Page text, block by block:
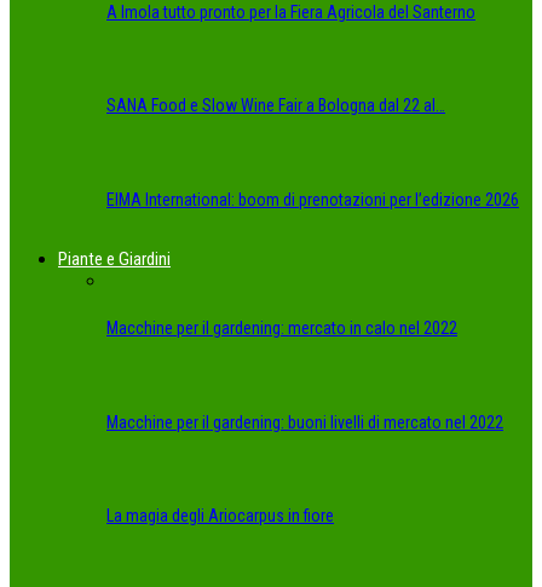
A Imola tutto pronto per la Fiera Agricola del Santerno
SANA Food e Slow Wine Fair a Bologna dal 22 al…
EIMA International: boom di prenotazioni per l’edizione 2026
Piante e Giardini
Macchine per il gardening: mercato in calo nel 2022
Macchine per il gardening: buoni livelli di mercato nel 2022
La magia degli Ariocarpus in fiore